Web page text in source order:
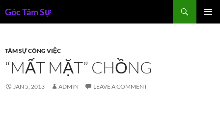
toGóc Tâm Sự
TÂM SỰ CÔNG VIỆC
“MẤT MẶT” CHỒNG
JAN 5, 2013 ADMIN LEAVE A COMMENT